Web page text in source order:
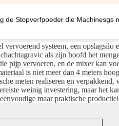
de Stopverfpoeder die Machinesgs
systeem, een opslagsilo
als zijn hoofd het
pijp vervoeren, en de mixer kan
is niet meer dan 4 meters
meten realiseren en verpakkend,
weinig investering, maar het
maar praktische